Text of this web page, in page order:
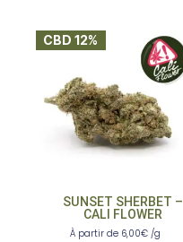
CBD 12%
SUNSET SHERBET –
CALI FLOWER
À partir de 6,00€ /g